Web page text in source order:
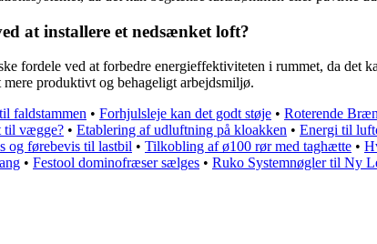
at installere et nedsænket loft?
fordele ved at forbedre energieffektiviteten i rummet, da det
produktivt og behageligt arbejdsmiljø.
faldstammen • Forhjulsleje kan det godt støje • Roterende
til vægge? • Etablering af udluftning på kloakken • Energi til
og førebevis til lastbil • Tilkobling af ø100 rør med taghætte •
• Festool dominofræser sælges • Ruko Systemnøgler til Ny